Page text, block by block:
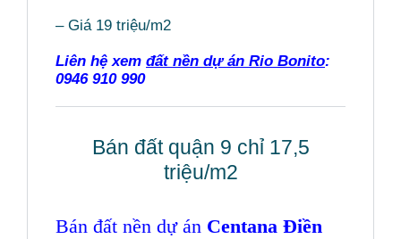
– Giá 19 triệu/m2
Liên hệ xemđất nền dự án Rio Bonito:
0946 910 990
Bán đất quận 9 chỉ 17,5
triệu/m2
Bán đất nền dự án Centana Điền